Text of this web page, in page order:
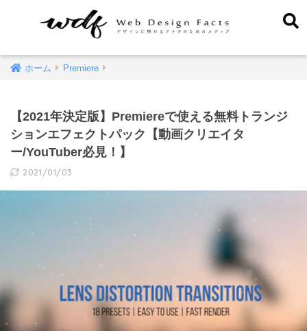
ホーム Premiere
【2021年決定版】Premiereで使える無料トランジ
ションエフェクトパック【動画クリエイタ
ー/YouTuber必見！】
2021/01/03